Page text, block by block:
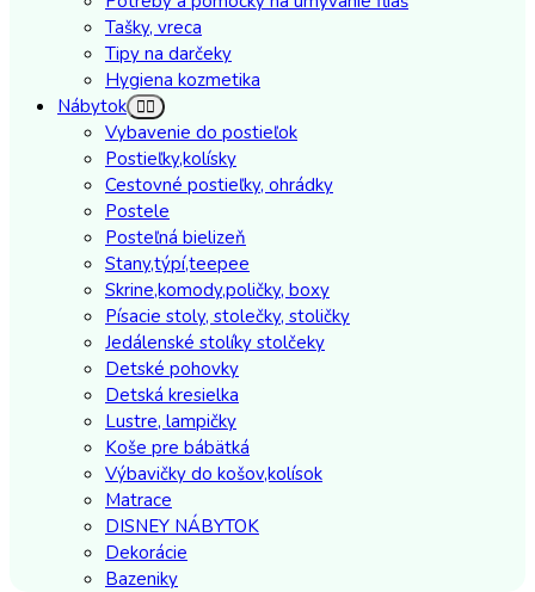
Tašky, vreca
Tipy na darčeky
Hygiena kozmetika
Nábytok
Vybavenie do postieľok
Postieľky,kolísky
Cestovné postieľky, ohrádky
Postele
Posteľná bielizeň
Stany,týpí,teepee
Skrine,komody,poličky, boxy
Písacie stoly, stolečky, stoličky
Jedálenské stolíky stolčeky
Detské pohovky
Detská kresielka
Lustre, lampičky
Koše pre bábätká
Výbavičky do košov,kolísok
Matrace
DISNEY NÁBYTOK
Dekorácie
Bazeniky